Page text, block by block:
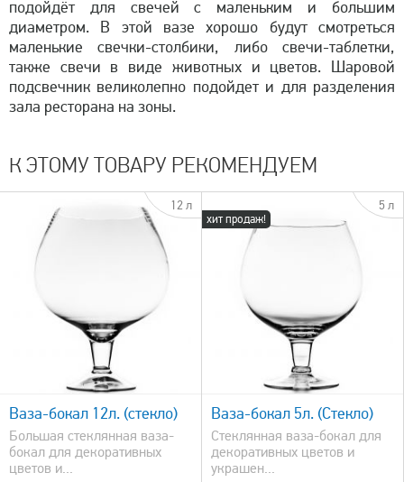
подойдёт для свечей с маленьким и большим
диаметром. В этой вазе хорошо будут смотреться
маленькие свечки-столбики, либо свечи-таблетки,
также свечи в виде животных и цветов. Шаровой
подсвечник великолепно подойдет и для разделения
зала ресторана на зоны.
К ЭТОМУ ТОВАРУ РЕКОМЕНДУЕМ
12 л
Ваза-бокал 12л. (стекло)
Большая стеклянная ваза-
бокал для декоративных
цветов и...
хит продаж!
5 л
быстрый просмотр
Ваза-бокал 5л. (Стекло)
Стеклянная ваза-бокал для
декоративных цветов и
украшен...